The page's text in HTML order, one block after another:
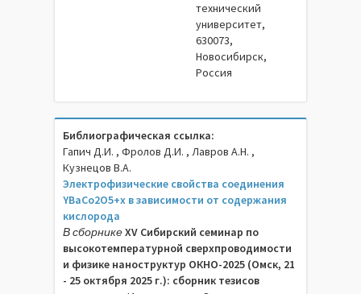
технический
университет,
630073,
Новосибирск,
Россия
Библиографическая ссылка:
Гапич Д.И. , Фролов Д.И. , Лавров А.Н. ,
Кузнецов В.А.
Электрофизические свойства соединения
YBaCo2O5+x в зависимости от содержания
кислорода
В сборникеXV Сибирский семинар по
высокотемпературной сверхпроводимости
и физике наноструктур ОКНО-2025 (Омск, 21
- 25 октября 2025 г.): сборник тезисов